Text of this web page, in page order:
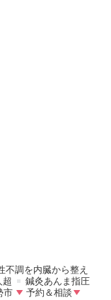
不調を内臓から整え
鍼灸あんま指圧
市 予約＆相談